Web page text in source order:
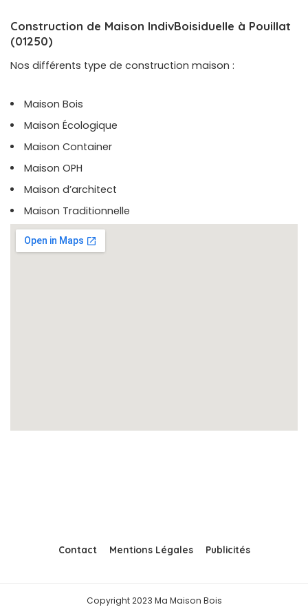
Construction de Maison IndivBoisiduelle à Pouillat
(01250)
Nos différents type de construction maison :
Maison Bois
Maison Écologique
Maison Container
Maison OPH
Maison d’architect
Maison Traditionnelle
Contact Mentions Légales Publicités
Copyright 2023 Ma Maison Bois